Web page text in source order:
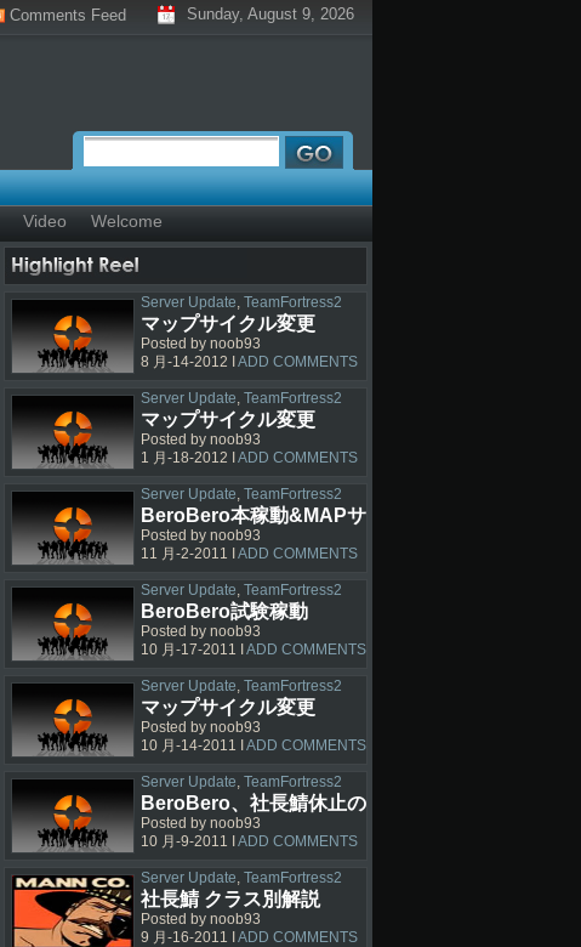
Sunday, August 9, 2026
Comments Feed
Video Welcome
Server Update, TeamFortress2
マップサイクル変更
Posted by noob93
8 月-14-2012 I ADD COMMENTS
Server Update, TeamFortress2
マップサイクル変更
Posted by noob93
1 月-18-2012 I ADD COMMENTS
Server Update, TeamFortress2
BeroBero本稼動&MAPサ
イクル変更
Posted by noob93
11 月-2-2011 I ADD COMMENTS
Server Update, TeamFortress2
BeroBero試験稼動
Posted by noob93
10 月-17-2011 I ADD COMMENTS
Server Update, TeamFortress2
マップサイクル変更
Posted by noob93
10 月-14-2011 I ADD COMMENTS
Server Update, TeamFortress2
BeroBero、社長鯖休止の
お知らせ
Posted by noob93
10 月-9-2011 I ADD COMMENTS
Server Update, TeamFortress2
社長鯖 クラス別解説
Posted by noob93
9 月-16-2011 I ADD COMMENTS